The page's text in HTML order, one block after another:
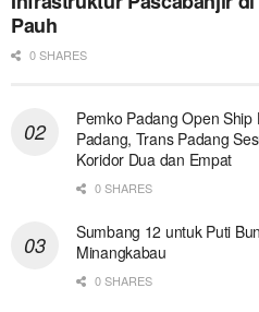
Pauh
0 SHARES
Pemko Padang Open Ship
Padang, Trans Padang
Koridor Dua dan Empat
0 SHARES
Sumbang 12 untuk Puti
Minangkabau
0 SHARES